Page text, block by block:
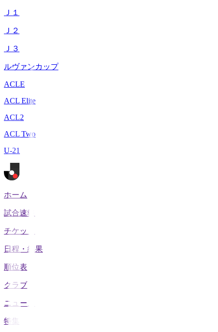
Ｊ１
Ｊ２
Ｊ３
ルヴァンカップ
ACLE
ACL Elite
ACL2
ACL Two
U-21
ホーム
試合速報
チケット
日程・結果
順位表
クラブ
ニュース
特集